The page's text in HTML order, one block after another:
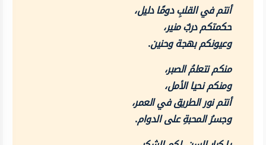
أنتم في القلبِ دومًا دليل،
حكمتكم دربٌ منير،
وعيونكم بهجة وحنين.
منكم نتعلمُ الصبر،
ومنكم نحيا الأمل،
أنتم نور الطريق في العمر،
وجسرُ المحبةِ على الدوام.